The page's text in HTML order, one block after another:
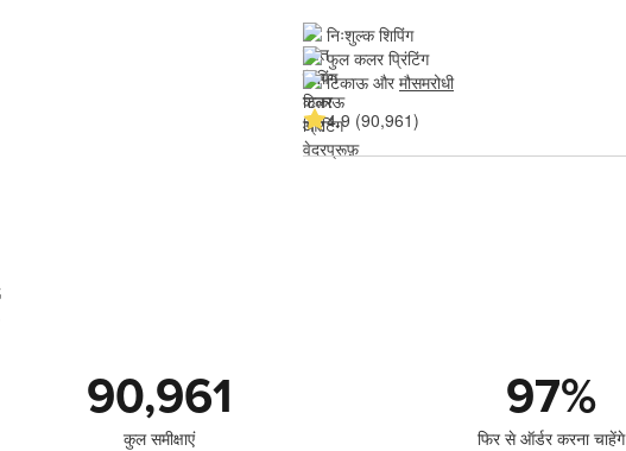
निःशुल्क शिपिंग
फुल कलर प्रिंटिंग
टिकाऊ और मौसमरोधी
4.9 (90,961)
90,961
कुल समीक्षाएं
97%
फिर से ऑर्डर करना चाहेंगे